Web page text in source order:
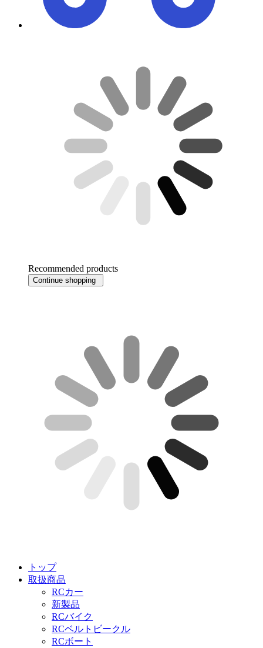
Recommended products
Continue shopping
トップ
取扱商品
RCカー
新製品
RCバイク
RCベルトビークル
RCボート